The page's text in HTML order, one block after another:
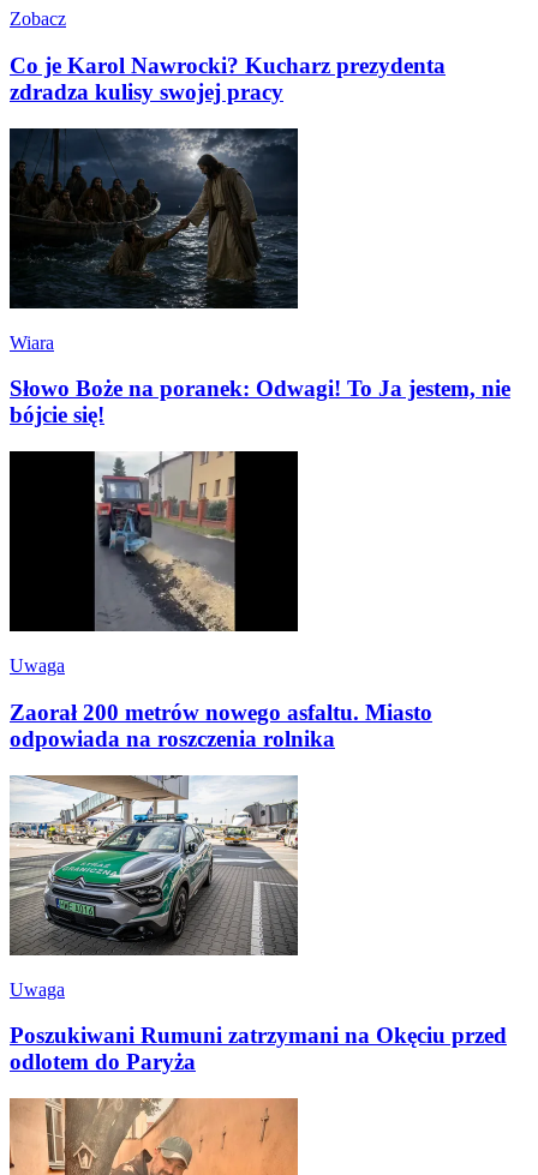
Zobacz
Co je Karol Nawrocki? Kucharz prezydenta
zdradza kulisy swojej pracy
Wiara
Słowo Boże na poranek: Odwagi! To Ja jestem, nie
bójcie się!
Uwaga
Zaorał 200 metrów nowego asfaltu. Miasto
odpowiada na roszczenia rolnika
Uwaga
Poszukiwani Rumuni zatrzymani na Okęciu przed
odlotem do Paryża